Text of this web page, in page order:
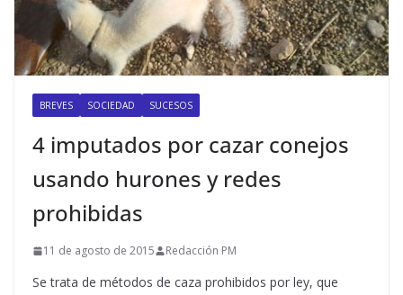
BREVES SOCIEDAD SUCESOS
4 imputados por cazar conejos
usando hurones y redes
prohibidas
11 de agosto de 2015 Redacción PM
Se trata de métodos de caza prohibidos por ley, que